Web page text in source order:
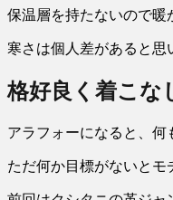
保温層を持たないので暖
寒さは個人差があると思
格好良く着こな
アラフォーになると、何
ただ何か目標がないとモ